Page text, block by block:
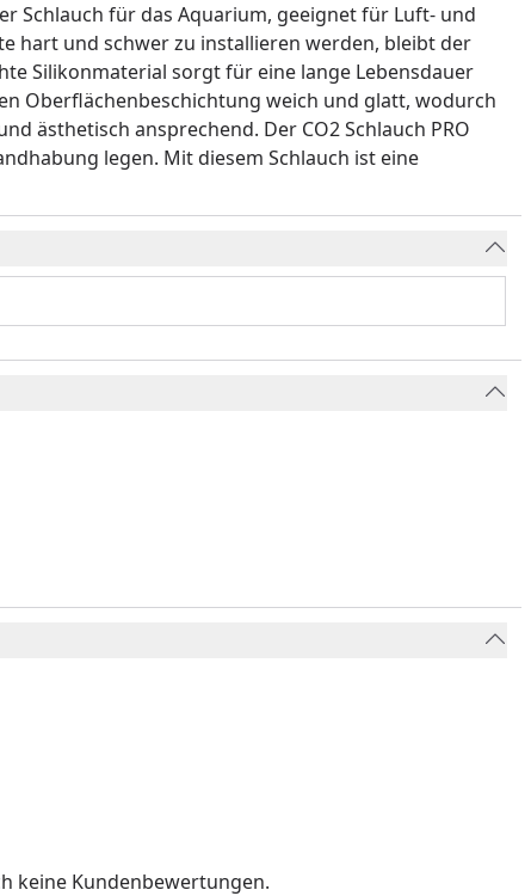
Schlauch für das Aquarium, geeignet für Luft- und
hart und schwer zu installieren werden, bleibt der
Silikonmaterial sorgt für eine lange Lebensdauer
Oberflächenbeschichtung weich und glatt, wodurch
ästhetisch ansprechend. Der CO2 Schlauch PRO
legen. Mit diesem Schlauch ist eine
keine Kundenbewertungen.